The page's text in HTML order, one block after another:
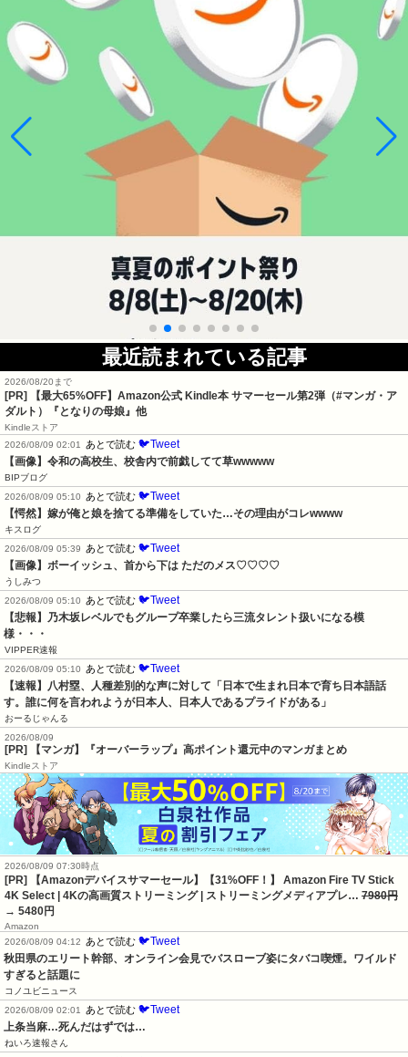
最近読まれている記事
2026/08/20まで
[PR]
【最大65%OFF】Amazon公式 Kindle本 サマーセール第2弾（#マンガ・ア
ダルト）『となりの母娘』他
Kindleストア
2026/08/09 02:01
あとで読む 🐦Tweet
【画像】令和の高校生、校舎内で前戯してて草wwwww
BIPブログ
2026/08/09 05:10
あとで読む 🐦Tweet
【愕然】嫁が俺と娘を捨てる準備をしていた…その理由がコレwwww
キスログ
2026/08/09 05:39
あとで読む 🐦Tweet
【画像】ボーイッシュ、首から下は ただのメス♡♡♡♡
うしみつ
2026/08/09 05:10
あとで読む 🐦Tweet
【悲報】乃木坂レベルでもグループ卒業したら三流タレント扱いになる模
様・・・
VIPPER速報
2026/08/09 05:10
あとで読む 🐦Tweet
【速報】八村塁、人種差別的な声に対して「日本で生まれ日本で育ち日本語話
す。誰に何を言われようが日本人、日本人であるプライドがある」
おーるじゃんる
2026/08/09
[PR] 【マンガ】『オーバーラップ』高ポイント還元中のマンガまとめ
Kindleストア
2026/08/09 07:30時点
[PR] 【Amazonデバイスサマーセール】【31%OFF！】 Amazon Fire TV Stick
4K Select | 4Kの高画質ストリーミング | ストリーミングメディアプレ… 7980円
→ 5480円
Amazon
2026/08/09 04:12 あとで読む 🐦Tweet
秋田県のエリート幹部、オンライン会見でバスローブ姿にタバコ喫煙。ワイルド
すぎると話題に
コノユビニュース
2026/08/09 02:01 あとで読む 🐦Tweet
上条当麻…死んだはずでは…
ねいろ速報さん